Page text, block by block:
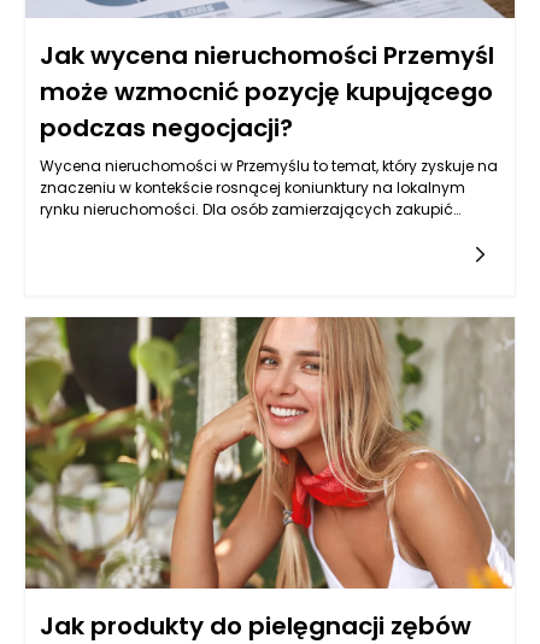
Jak wycena nieruchomości Przemyśl
może wzmocnić pozycję kupującego
podczas negocjacji?
Wycena nieruchomości w Przemyślu to temat, który zyskuje na
znaczeniu w kontekście rosnącej koniunktury na lokalnym
rynku nieruchomości. Dla osób zamierzających zakupić
oraz jego wpływu na negocjacje może okazać się kluczowe.
decyzji, ale również wzmacnia pozycję negocjacyjną
kupującego. W kontekście Przemyśla, gdzie różnorodność
oferty oraz specyfikacja rynku czynią wycenę jeszcze bardziej
istotną, warto zgłębić, jakie korzyści przynosi prawidłowo
przeprowadzona operacja szacunkowa.
Jak produkty do pielęgnacji zębów